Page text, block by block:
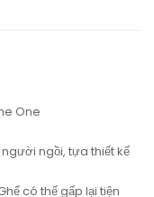
One
ngồi, tựa thiết kế
có thể gấp lại tiện